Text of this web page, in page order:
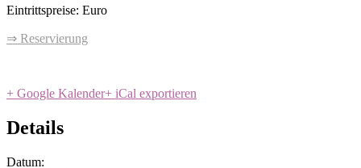
Eintrittspreise: Euro
⇒ Reservierung
+ Google Kalender+ iCal exportieren
Details
Datum: